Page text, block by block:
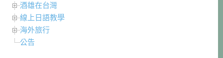
酒雄在台灣
線上日語教學
海外旅行
公告